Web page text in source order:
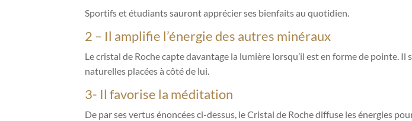
Sportifs et étudiants sauront apprécier ses bienfaits au quotidien.
2 – Il amplifie l’énergie des autres minéraux
Le cristal de Roche capte davantage la lumière lorsqu’il est en forme de pointe.
naturelles placées à côté de lui.
3- Il favorise la méditation
De par ses vertus énoncées ci-dessus, le Cristal de Roche diffuse les énergies